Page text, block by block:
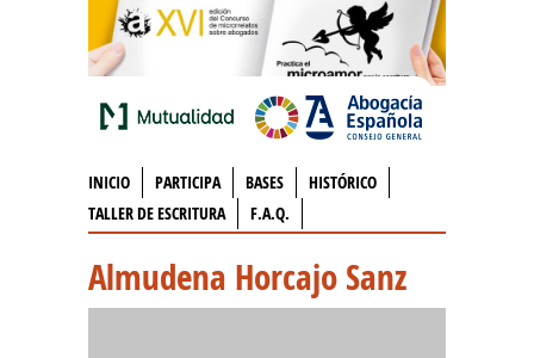
INICIO PARTICIPA BASES
HISTÓRICO
TALLER DE ESCRITURA
F.A.Q.
Almudena Horcajo Sanz